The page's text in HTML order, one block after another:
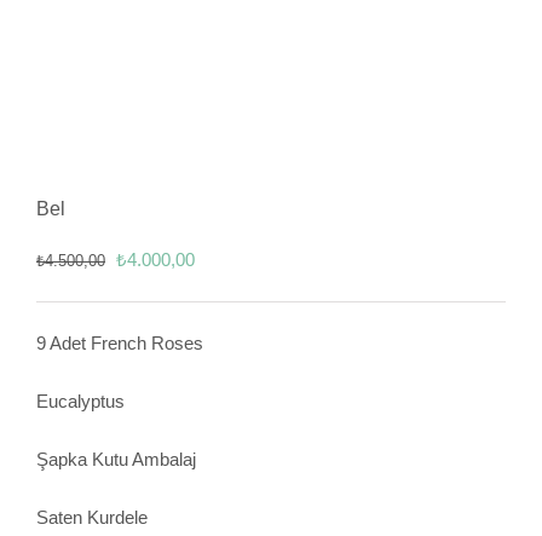
Bel
₺4.500,00 Orijinal
₺4.000,00Şu
9 Adet French Roses
Eucalyptus
Şapka Kutu Ambalaj
Saten Kurdele